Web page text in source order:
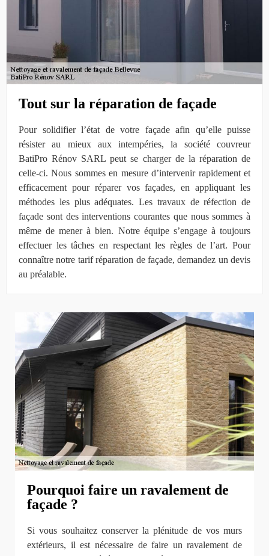
Tout sur la réparation de façade
Pour solidifier l’état de votre façade afin qu’elle puisse
résister au mieux aux intempéries, la société couvreur
BatiPro Rénov SARL peut se charger de la réparation de
celle-ci. Nous sommes en mesure d’intervenir rapidement et
efficacement pour réparer vos façades, en appliquant les
méthodes les plus adéquates. Les travaux de réfection de
façade sont des interventions courantes que nous sommes à
même de mener à bien. Notre équipe s’engage à toujours
effectuer les tâches en respectant les règles de l’art. Pour
connaître notre tarif réparation de façade, demandez un devis
au préalable.
Pourquoi faire un ravalement de
façade ?
Si vous souhaitez conserver la plénitude de vos murs
extérieurs, il est nécessaire de faire un ravalement de